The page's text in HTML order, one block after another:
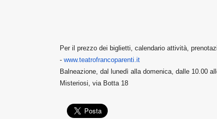
Per il prezzo dei biglietti, calendario attività,
- www.teatrofrancoparenti.it
Balneazione, dal lunedì alla domenica, dalle 10.00
Misteriosi, via Botta 18